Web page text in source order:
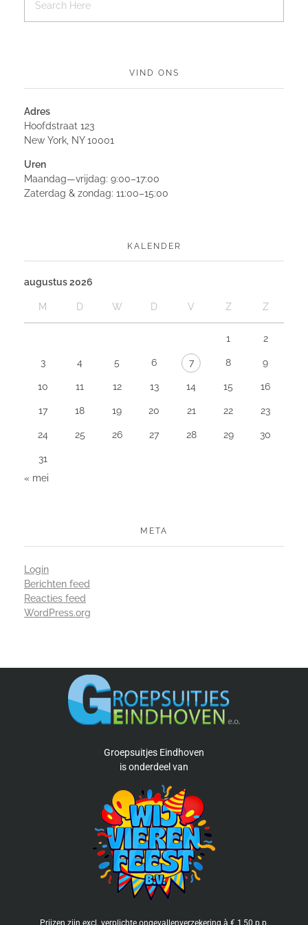
VIND ONS
Adres
Hoofdstraat 123
New York, NY 10001
Uren
Maandag—vrijdag: 9:00–17:00
Zaterdag & zondag: 11:00–15:00
KALENDER
augustus 2026
M D W D V Z Z
1 2
3 4 5 6 7 8 9
10 11 12 13 14 15 16
17 18 19 20 21 22 23
24 25 26 27 28 29 30
31
« mei
META
Login
Berichten feed
Reacties feed
WordPress.org
Groepsuitjes Eindhoven
isonderdeel van
Prijzen zijn excl. verplichte ongevallenverzekering à € 1,50 p.p.